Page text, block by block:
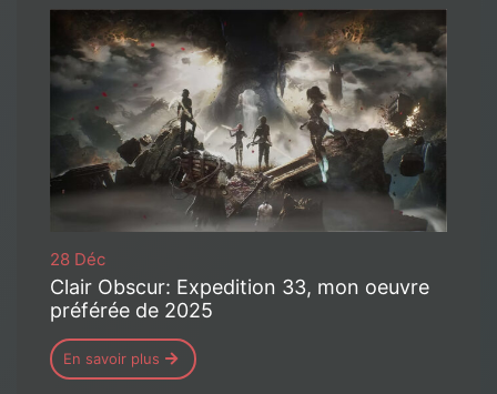
28 Déc
Clair Obscur: Expedition 33, mon oeuvre
préférée de 2025
En savoir plus